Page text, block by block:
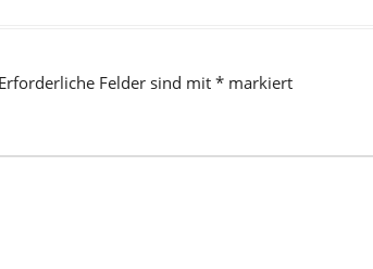
Erforderliche Felder sind mit * markiert